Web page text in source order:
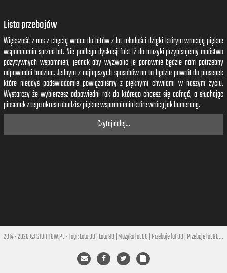
Lista przebojów
Większość z nas z chęcią wraca do hitów z lat młodości dzięki którym wracają piękne
wspomnienia sprzed lat. Nie podlega dyskusji fakt iż do muzyki przypisujemy mnóstwo
pozytywnych wspomnień, jednak aby wyzwolić je ponownie będzie nam potrzebny
odpowiedni bodziec. Jednym z najlepszych sposobów na to będzie powrót do piosenek
które niegdyś podświadomie powiązaliśmy z pięknymi chwilami w naszym życiu.
Wystarczy że wybierzesz odpowiedni rok do którego chcesz się cofnąć, a słuchając
piosenek z tego okresu obudzisz piękne wspomnienia które wrócą jak bumerang.
Czytaj dalej...
2014 - 2026 © STOHITOW.PL - Tagi:Lata 80|Lata 90|Muzyka lat 80|Przeboje lat 80|Przeboje lat 90|